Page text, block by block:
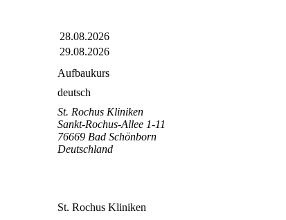
28.08.2026
29.08.2026
Aufbaukurs
deutsch
St. Rochus Kliniken
Sankt-Rochus-Allee 1-11
76669 Bad Schönborn
Deutschland
St. Rochus Kliniken